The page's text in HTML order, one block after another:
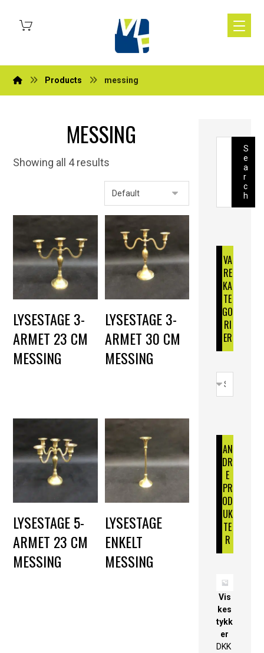
Products messing
MESSING
Showing all 4 results
LYSESTAGE 3-
ARMET 23 CM
MESSING
LYSESTAGE 3-
ARMET 30 CM
MESSING
LYSESTAGE 5-
ARMET 23 CM
MESSING
LYSESTAGE
ENKELT
MESSING
S
e
a
r
c
h
VA
RE
KA
TE
GO
RI
ER
AN
DR
E
PR
OD
UK
TE
R
Vis
kes
tykk
er
DKK